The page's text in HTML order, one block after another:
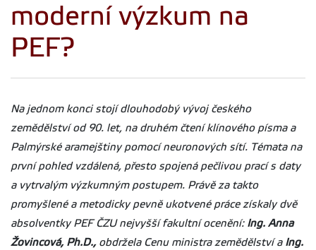
moderní výzkum na
PEF?
Na jednom konci stojí dlouhodobý vývoj českého
zemědělství od 90. let, na druhém čtení klínového písma a
Palmýrské aramejštiny pomocí neuronových sítí. Témata na
první pohled vzdálená, přesto spojená pečlivou prací s daty
a vytrvalým výzkumným postupem. Právě za takto
promyšlené a metodicky pevně ukotvené práce získaly dvě
absolventky PEF ČZU nejvyšší fakultní ocenění:Ing. Anna
Žovincová, Ph.D., obdržela Cenu ministra zemědělství aIng.